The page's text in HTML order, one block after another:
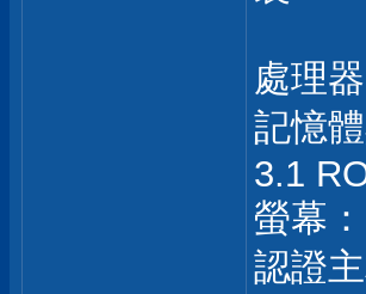
處理
記憶
3.1
螢幕
認證